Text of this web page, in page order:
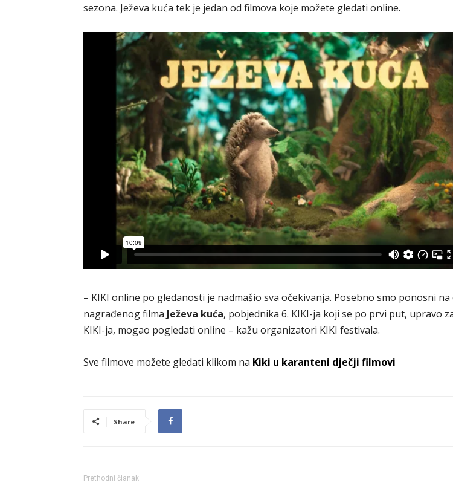
sezona. Ježeva kuća tek je jedan od filmova koje možete gledati online.
– KIKI online po gledanosti je nadmašio sva očekivanja. Posebno smo ponosni na
nagrađenog filma Ježeva kuća, pobjednika 6. KIKI-ja koji se po prvi put, upravo
KIKI-ja, mogao pogledati online – kažu organizatori KIKI festivala.
Sve filmove možete gledati klikom na Kiki u karanteni dječji filmovi
Share
Prethodni članak